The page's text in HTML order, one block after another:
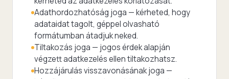
Adathordozhatóság joga — kérheted, hogy
adataidat tagolt, géppel olvasható
formátumban átadjuk neked.
Tiltakozás joga — jogos érdek alapján
végzett adatkezelés ellen tiltakozhatsz.
Hozzájárulás visszavonásának joga —